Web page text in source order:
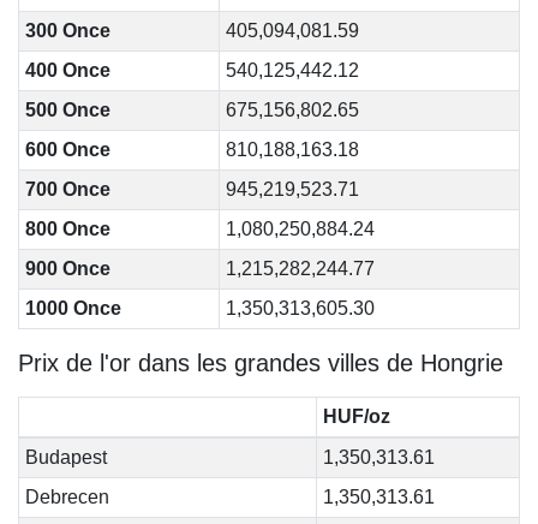
300 Once
405,094,081.59
400 Once
540,125,442.12
500 Once
675,156,802.65
600 Once
810,188,163.18
700 Once
945,219,523.71
800 Once
1,080,250,884.24
900 Once
1,215,282,244.77
1000 Once
1,350,313,605.30
Prix de l'or dans les grandes villes de Hongrie
HUF/oz
Budapest
1,350,313.61
Debrecen
1,350,313.61